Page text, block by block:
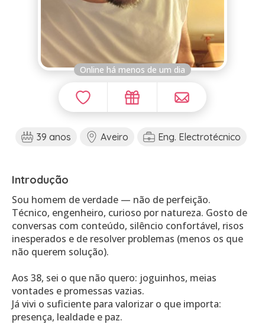
Online há menos de um dia
39 anos Aveiro Eng. Electrotécnico
Introdução
Sou homem de verdade — não de perfeição.
Técnico, engenheiro, curioso por natureza. Gosto de
conversas com conteúdo, silêncio confortável, risos
inesperados e de resolver problemas (menos os que
não querem solução).
Aos 38, sei o que não quero: joguinhos, meias
vontades e promessas vazias.
Já vivi o suficiente para valorizar o que importa:
presença, lealdade e paz.